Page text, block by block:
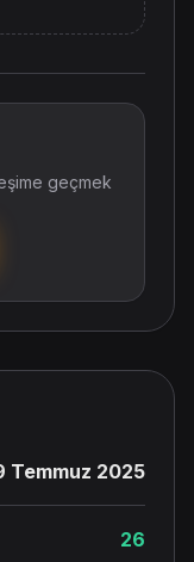
geçmek
Temmuz 2025
26